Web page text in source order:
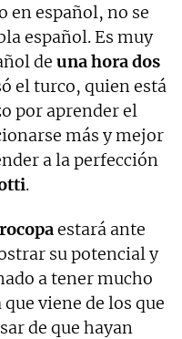
en español, no se
español. Es muy
de una hora dos
el turco, quien está
por aprender el
más y mejor
a la perfección
.
estará ante
su potencial y
a tener mucho
viene de los que
de que hayan